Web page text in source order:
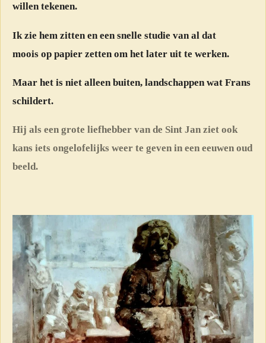
willen tekenen.
Ik zie hem zitten en een snelle studie van al dat
moois op papier zetten om het later uit te werken.
Maar het is niet alleen buiten, landschappen wat Frans
schildert.
Hij als een grote liefhebber van de Sint Jan ziet ook
kans iets ongelofelijks weer te geven in een eeuwen oud
beeld.